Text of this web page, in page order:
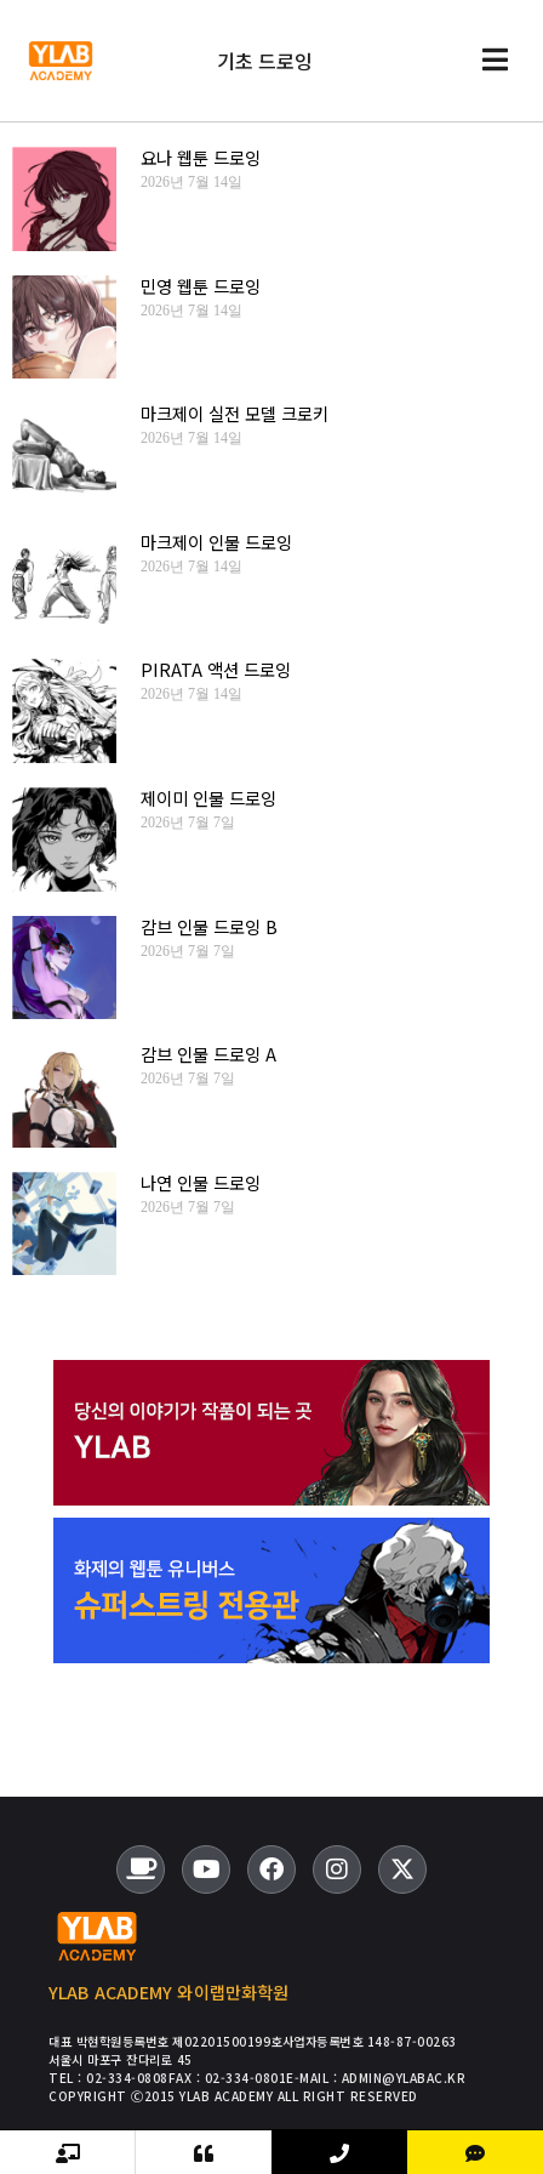
기초 드로잉
요나 웹툰 드로잉
2026년 7월 14일
민영 웹툰 드로잉
2026년 7월 14일
마크제이 실전 모델 크로키
2026년 7월 14일
마크제이 인물 드로잉
2026년 7월 14일
PIRATA 액션 드로잉
2026년 7월 14일
제이미 인물 드로잉
2026년 7월 7일
감브 인물 드로잉 B
2026년 7월 7일
감브 인물 드로잉 A
2026년 7월 7일
나연 인물 드로잉
2026년 7월 7일
YLAB ACADEMY 와이랩만화학원
대표 박현학원등록번호 제02201500199호사업자등록번호 148-87-00263
서울시 마포구 잔다리로 45
TEL : 02-334-0808FAX : 02-334-0801E-MAIL : ADMIN@YLABAC.KR
COPYRIGHT Ⓒ2015 YLAB ACADEMY ALL RIGHT RESERVED